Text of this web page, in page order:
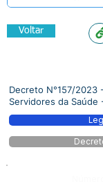
Voltar
Decreto N°157/2023
Servidores da Saúde